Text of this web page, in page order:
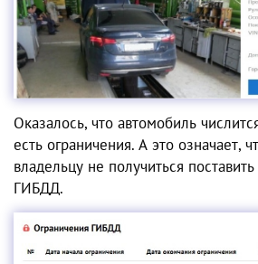
Оказалось, что автомобиль
есть ограничения. А это означает,
владельцу не получиться
ГИБДД.